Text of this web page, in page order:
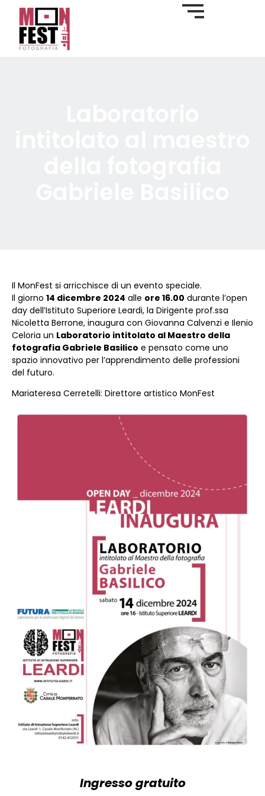
Il MonFest si arricchisce di un evento speciale.
Il giorno 14 dicembre 2024 alle ore 16.00 durante l’open
day dell’Istituto Superiore Leardi, la Dirigente prof.ssa
Nicoletta Berrone, inaugura con Giovanna Calvenzi e Ilenio
Celoria un Laboratorio intitolato al Maestro della
fotografia Gabriele Basilico e pensato come uno
spazio innovativo per l’apprendimento delle professioni
del futuro.
Mariateresa Cerretelli: Direttore artistico MonFest
Ingresso gratuito